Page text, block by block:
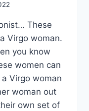
These
Virgo woman.
you know
women can
Virgo woman
woman out
own set of